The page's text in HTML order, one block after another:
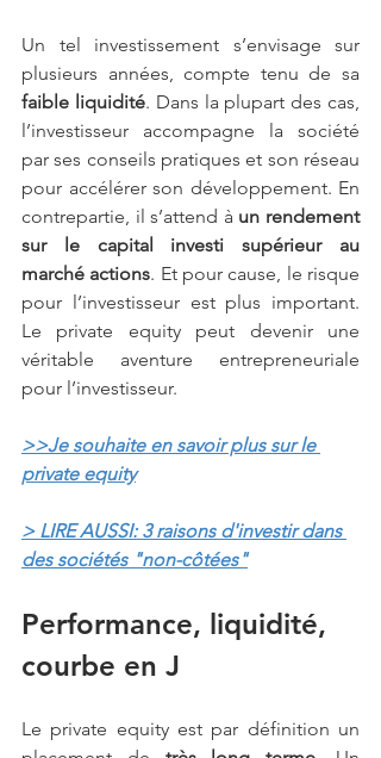
Un tel investissement s’envisage sur
faible liquidité. Dans la plupart des cas,
l’investisseur accompagne la société
par ses conseils pratiques et son réseau
pour accélérer son développement. En
contrepartie, il s’attend à un rendement
sur le capital investi supérieur au
marché actions. Et pour cause, le risque
pour l’investisseur est plus important.
Le private equity peut devenir une
véritable aventure entrepreneuriale
pour l’investisseur.
>>Je souhaite en savoir plus sur le
private equity
> LIRE AUSSI: 3 raisons d'investir dans
des sociétés "non-côtées"
Performance, liquidité,
courbe en J
Le private equity est par définition un